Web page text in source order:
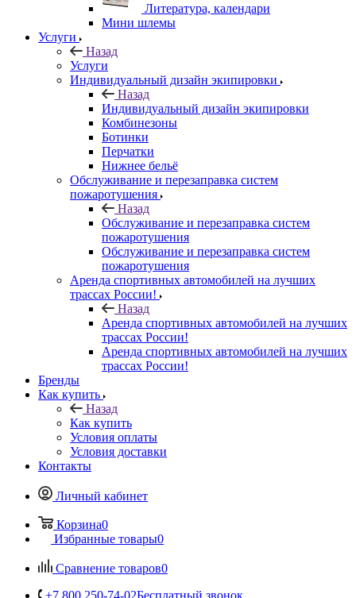
Литература, календари
Мини шлемы
Услуги
Назад
Услуги
Индивидуальный дизайн экипировки
Назад
Индивидуальный дизайн экипировки
Комбинезоны
Ботинки
Перчатки
Нижнее бельё
Обслуживание и перезаправка систем
пожаротушения
Назад
Обслуживание и перезаправка систем
пожаротушения
Обслуживание и перезаправка систем
пожаротушения
Аренда спортивных автомобилей на лучших
трассах России!
Назад
Аренда спортивных автомобилей на лучших
трассах России!
Аренда спортивных автомобилей на лучших
трассах России!
Бренды
Как купить
Назад
Как купить
Условия оплаты
Условия доставки
Контакты
Личный кабинет
Корзина0
Избранные товары0
Сравнение товаров0
+7 800 250-74-02Бесплатный звонок